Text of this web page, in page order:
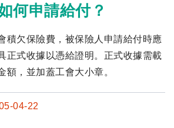
何申請給付？
欠保險費，被保險人申請給付時應
正式收據以憑給證明。正式收據需載
額，並加蓋工會大小章。
04-22